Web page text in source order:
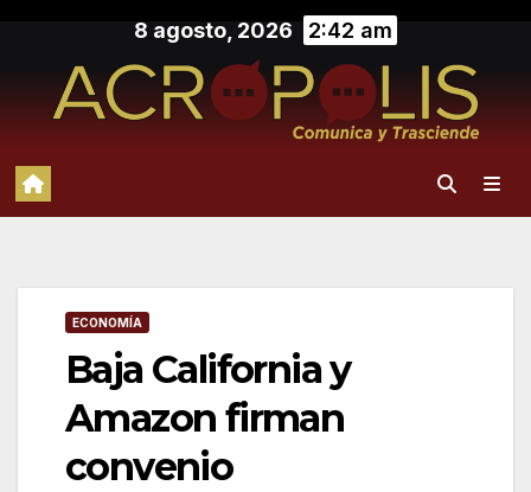
contenido
8 agosto, 2026 2:42 am
ECONOMÍA
Baja California y
Amazon firman
convenio